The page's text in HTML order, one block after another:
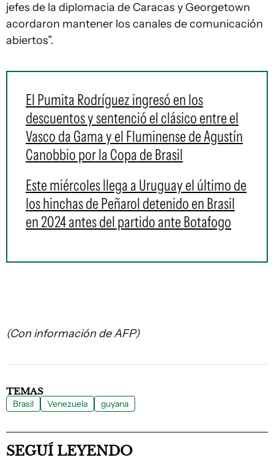
jefes de la diplomacia de Caracas y Georgetown
acordaron mantener los canales de comunicación
abiertos”.
El Pumita Rodríguez ingresó en los
descuentos y sentenció el clásico entre el
Vasco da Gama y el Fluminense de Agustín
Canobbio por la Copa de Brasil
Este miércoles llega a Uruguay el último de
los hinchas de Peñarol detenido en Brasil
en 2024 antes del partido ante Botafogo
(Con información de AFP)
TEMAS
Brasil Venezuela guyana
SEGUÍ LEYENDO